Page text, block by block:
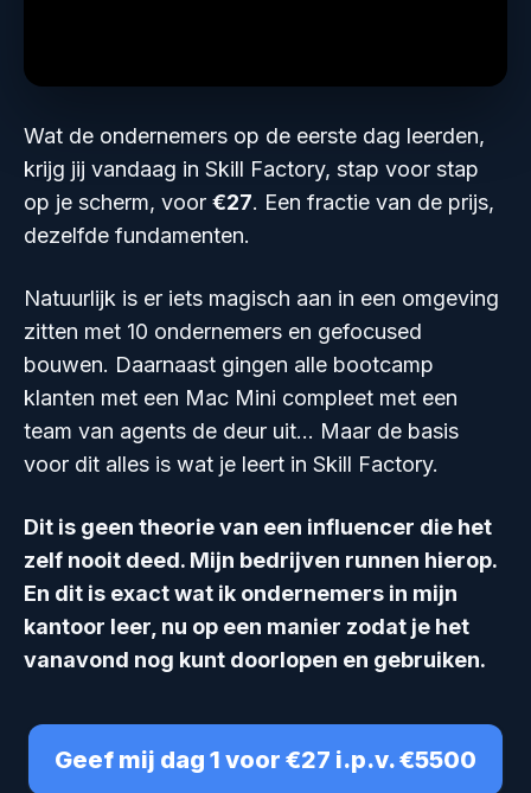
Wat de ondernemers op de eerste dag leerden,
krijg jij vandaag in Skill Factory, stap voor stap
op je scherm, voor €27. Een fractie van de prijs,
dezelfde fundamenten.
Natuurlijk is er iets magisch aan in een omgeving
zitten met 10 ondernemers en gefocused
bouwen. Daarnaast gingen alle bootcamp
klanten met een Mac Mini compleet met een
team van agents de deur uit… Maar de basis
voor dit alles is wat je leert in Skill Factory.
Dit is geen theorie van een influencer die het
zelf nooit deed. Mijn bedrijven runnen hierop.
En dit is exact wat ik ondernemers in mijn
kantoor leer, nu op een manier zodat je het
vanavond nog kunt doorlopen en gebruiken.
Geef mij dag 1 voor €27 i.p.v. €5500